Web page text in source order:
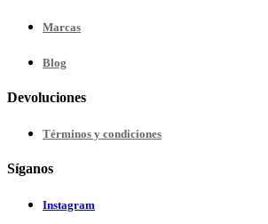
Marcas
Blog
Devoluciones
Términos y condiciones
Síganos
Instagram